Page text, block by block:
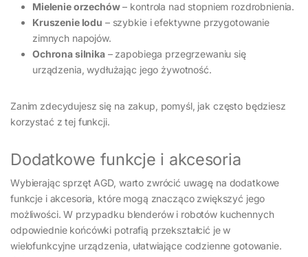
Mielenie orzechów– kontrola nad stopniem rozdrobnienia.
Kruszenie lodu – szybkie i efektywne przygotowanie
zimnych napojów.
Ochrona silnika– zapobiega przegrzewaniu się
urządzenia, wydłużając jego żywotność.
Zanim zdecydujesz się na zakup, pomyśl, jak często będziesz
korzystać z tej funkcji.
Dodatkowe funkcje i akcesoria
Wybierając sprzęt AGD, warto zwrócić uwagę na dodatkowe
funkcje i akcesoria, które mogą znacząco zwiększyć jego
możliwości. W przypadku blenderów i robotów kuchennych
odpowiednie końcówki potrafią przekształcić je w
wielofunkcyjne urządzenia, ułatwiające codzienne gotowanie.